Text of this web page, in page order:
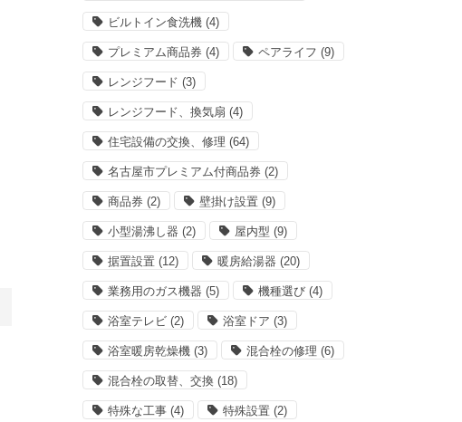
ビルトイン食洗機 (4)
プレミアム商品券 (4) ペアライフ (9)
レンジフード (3)
レンジフード、換気扇 (4)
住宅設備の交換、修理 (64)
名古屋市プレミアム付商品券 (2)
商品券 (2) 壁掛け設置 (9)
小型湯沸し器 (2) 屋内型 (9)
据置設置 (12) 暖房給湯器 (20)
業務用のガス機器 (5) 機種選び (4)
浴室テレビ (2) 浴室ドア (3)
浴室暖房乾燥機 (3) 混合栓の修理 (6)
混合栓の取替、交換 (18)
特殊な工事 (4) 特殊設置 (2)